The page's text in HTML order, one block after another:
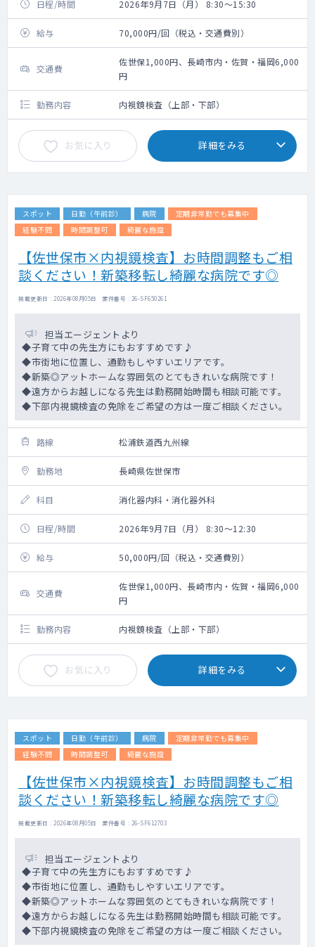
日程/時間 2026年9月7日（月） 8:30～15:30
給与 70,000円/回（税込・交通費別）
交通費
佐世保1,000円、長崎市内・佐賀・福岡6,000
円
勤務内容 内視鏡検査（上部・下部）
お気に入り 詳細をみる
スポット 日勤（午前診） 病院
定期非常勤でも募集中
経験不問
時間調整可 綺麗な施設
【佐世保市×内視鏡検査】お時間調整もご相
談ください！新築移転し綺麗な病院です◎
掲載更新日 : 2026年08月05日 案件番号 : 26-SF650261
担当エージェントより
◆子育て中の先生方にもおすすめです♪
◆市街地に位置し、通勤もしやすいエリアです。
◆新築◎アットホームな雰囲気のとてもきれいな病院です！
◆遠方からお越しになる先生は勤務開始時間も相談可能です。
◆下部内視鏡検査の免除をご希望の方は一度ご相談ください。
路線 松浦鉄道西九州線
勤務地 長崎県佐世保市
科目 消化器内科・消化器外科
日程/時間 2026年9月7日（月） 8:30～12:30
給与 50,000円/回（税込・交通費別）
交通費
佐世保1,000円、長崎市内・佐賀・福岡6,000
円
勤務内容 内視鏡検査（上部・下部）
お気に入り 詳細をみる
スポット 日勤（午前診） 病院
定期非常勤でも募集中
経験不問
時間調整可 綺麗な施設
【佐世保市×内視鏡検査】お時間調整もご相
談ください！新築移転し綺麗な病院です◎
掲載更新日 : 2026年08月05日 案件番号 : 26-SF612703
担当エージェントより
◆子育て中の先生方にもおすすめです♪
◆市街地に位置し、通勤もしやすいエリアです。
◆新築◎アットホームな雰囲気のとてもきれいな病院です！
◆遠方からお越しになる先生は勤務開始時間も相談可能です。
◆下部内視鏡検査の免除をご希望の方は一度ご相談ください。